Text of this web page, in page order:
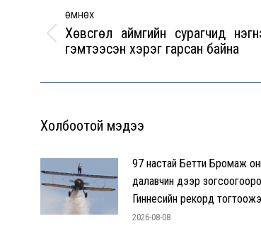
navigation
ӨМНӨХ
Previous
Хөвсгөл аймгийн сурагчид
гэмтээсэн хэрэг гарсан байна
Холбоотой мэдээ
97 настай Бетти Бромаж
далавчин дээр
Гиннесийн рекорд
2026-08-08